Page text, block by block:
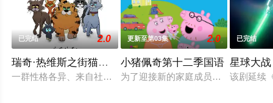
已完结 2.0
瑞奇·热维斯之街猫一族
一群性格各异、来自社会底层的英国流浪猫，在残酷的人类世界
更新至第03集 2.0
小猪佩奇第十二季国语
为了迎接新的家庭成员，猪爸爸和猪
已完结
星球大
该剧延续